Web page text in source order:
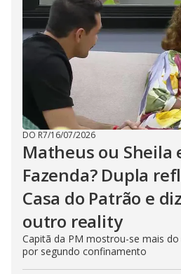
DO R7/16/07/2026
Matheus ou Sheila
Fazenda? Dupla
Casa do Patrão e
outro reality
Capitã da PM mostrou-se mais
por segundo confinamento